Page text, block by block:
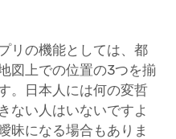
リの機能としては、都
図上での位置の3つを揃
。日本人には何の変哲
ない人はいないですよ
昧になる場合もありま